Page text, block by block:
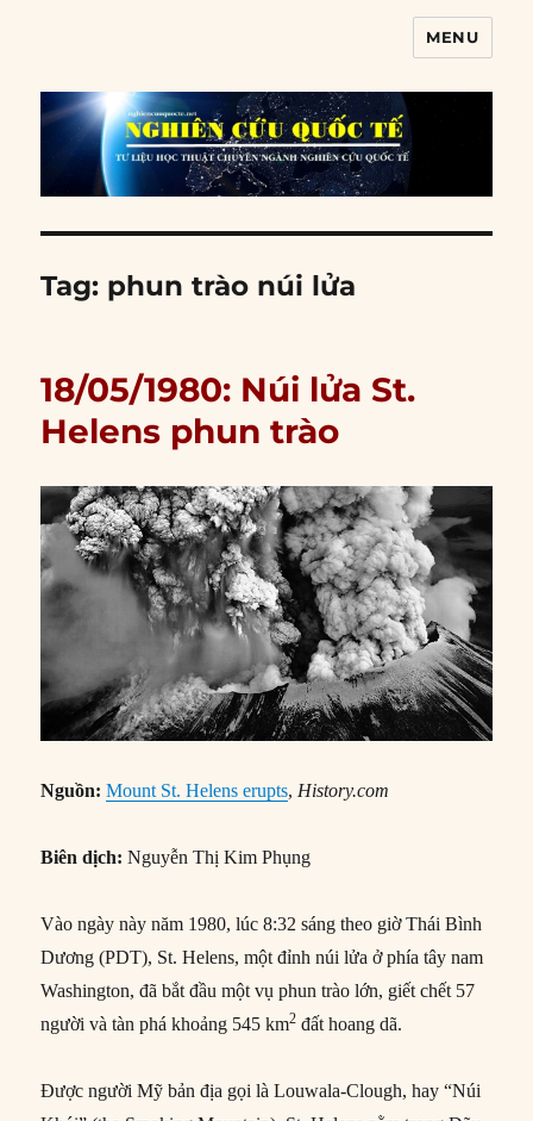
MENU
Tag: phun trào núi lửa
18/05/1980: Núi lửa St.
Helens phun trào
Nguồn: Mount St. Helens erupts,History.com
Biên dịch:Nguyễn Thị Kim Phụng
Vào ngày này năm 1980, lúc 8:32 sáng theo giờ Thái Bình
Dương (PDT), St. Helens, một đỉnh núi lửa ở phía tây nam
Washington, đã bắt đầu một vụ phun trào lớn, giết chết 57
người và tàn phá khoảng 545 km2 đất hoang dã.
Được người Mỹ bản địa gọi là Louwala-Clough, hay “Núi